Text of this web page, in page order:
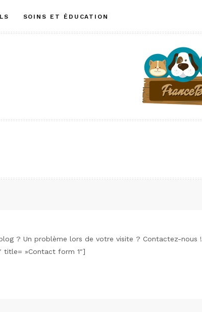
SOINS ET ÉDUCATION
? Un problème lors de votre visite ? Contactez-nous !
»Contact form 1″]